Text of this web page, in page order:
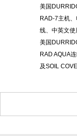
美国
RAD-7主机
线、中英文使
美国
RAD AQUA
及SOIL